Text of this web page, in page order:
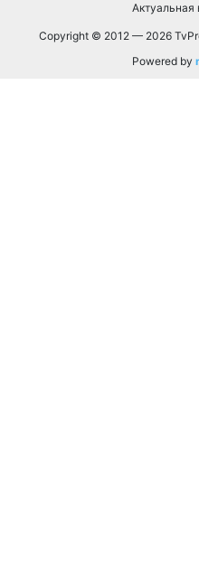
Актуальная
Copyright © 2012 — 2026
Powered by